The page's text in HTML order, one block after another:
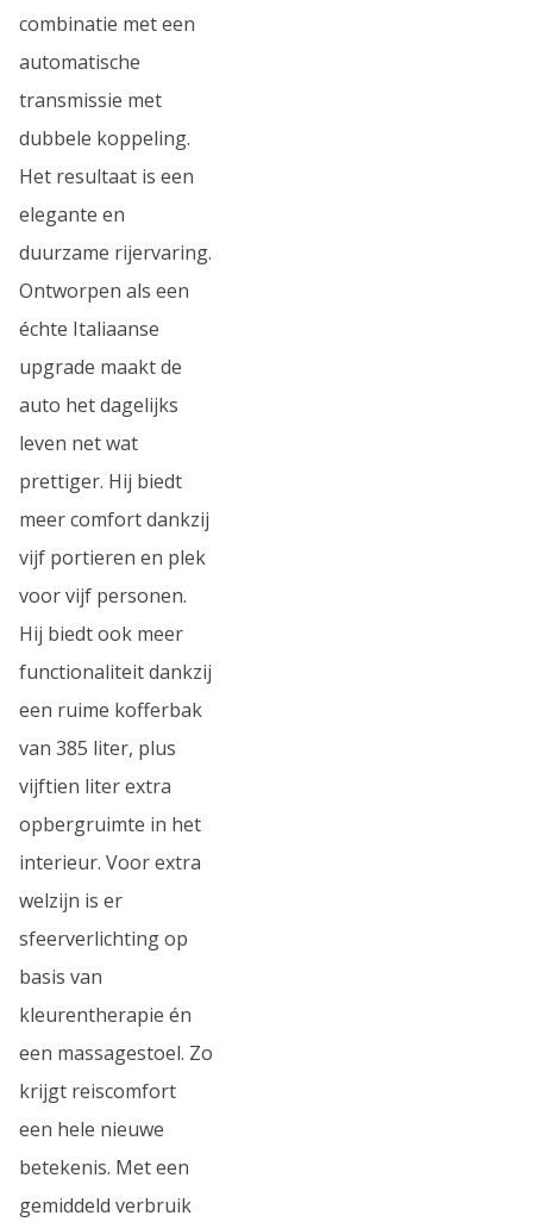
combinatie met een
automatische
transmissie met
dubbele koppeling.
Het resultaat is een
elegante en
duurzame rijervaring.
Ontworpen als een
échte Italiaanse
upgrade maakt de
auto het dagelijks
leven net wat
prettiger. Hij biedt
meer comfort dankzij
vijf portieren en plek
voor vijf personen.
Hij biedt ook meer
functionaliteit dankzij
een ruime kofferbak
van 385 liter, plus
vijftien liter extra
opbergruimte in het
interieur. Voor extra
welzijn is er
sfeerverlichting op
basis van
kleurentherapie én
een massagestoel. Zo
krijgt reiscomfort
een hele nieuwe
betekenis. Met een
gemiddeld verbruik